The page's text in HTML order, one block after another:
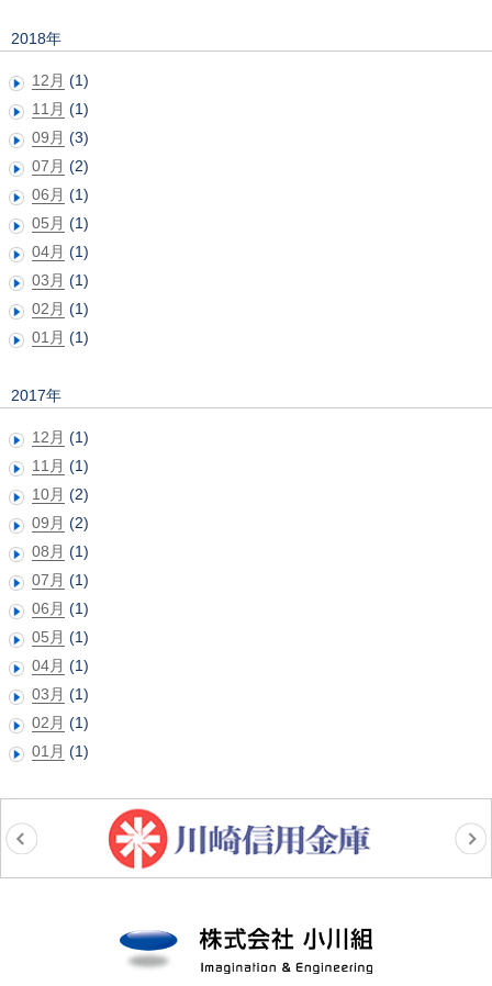
2018年
12月 (1)
11月 (1)
09月 (3)
07月 (2)
06月 (1)
05月 (1)
04月 (1)
03月 (1)
02月 (1)
01月 (1)
2017年
12月 (1)
11月 (1)
10月 (2)
09月 (2)
08月 (1)
07月 (1)
06月 (1)
05月 (1)
04月 (1)
03月 (1)
02月 (1)
01月 (1)